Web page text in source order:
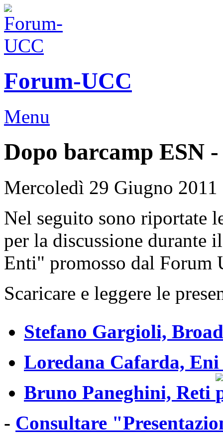
Forum-UCC
Menu
Dopo barcamp ESN
Mercoledì 29 Giugno 2011
Nel seguito sono riportate
per la discussione durante
Enti" promosso dal Forum
Scaricare e leggere le
Stefano Gargioli,
Loredana Cafarda,
Bruno Paneghini, Reti
- Consultare